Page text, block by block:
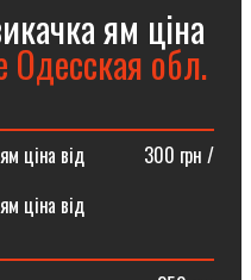
ям ціна
обл.
ям ціна від ⠀⠀⠀⠀300 грн /
ціна від